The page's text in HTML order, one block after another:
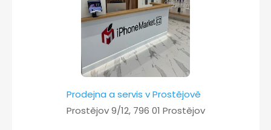
Prodejna a servis v Prostějově
Prostějov 9/12, 796 01 Prostějov